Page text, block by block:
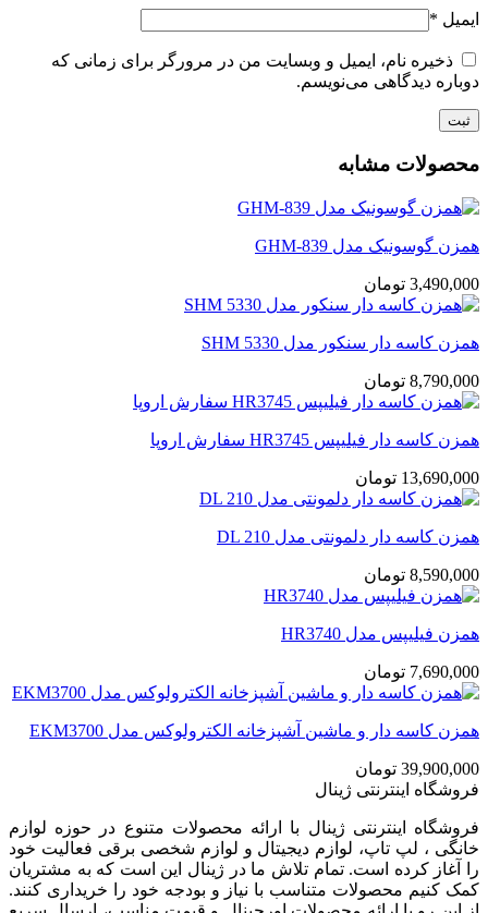
ایمیل *
ذخیره نام، ایمیل و وبسایت من در مرورگر برای زمانی که
دوباره دیدگاهی می‌نویسم.
محصولات مشابه
همزن گوسونیک مدل GHM-839
3,490,000 تومان
همزن کاسه دار سنکور مدل SHM 5330
8,790,000 تومان
همزن کاسه دار فیلیپس HR3745 سفارش اروپا
13,690,000 تومان
همزن کاسه دار دلمونتی مدل DL 210
8,590,000 تومان
همزن فیلیپس مدل HR3740
7,690,000 تومان
همزن کاسه دار و ماشین آشپزخانه الکترولوکس مدل EKM3700
39,900,000 تومان
فروشگاه اینترنتی ژینال
فروشگاه اینترنتی ژینال با ارائه محصولات متنوع در حوزه لوازم
خانگی ، لپ تاپ، لوازم دیجیتال و لوازم شخصی برقی فعالیت خود
را آغاز کرده است. تمام تلاش ما در ژینال این است که به مشتریان
کمک کنیم محصولات متناسب با نیاز و بودجه خود را خریداری کنند.